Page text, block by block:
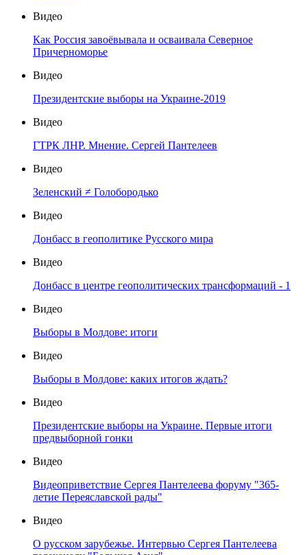
Видео
Как Россия завоёвывала и осваивала Северное
Причерноморье
Видео
Президентские выборы на Украине-2019
Видео
ГТРК ЛНР. Мнение. Сергей Пантелеев
Видео
Зеленский ≠ Голобородько
Видео
Донбасс в геополитике Русского мира
Видео
Донбасс в центре геополитических трансформаций - 1
Видео
Выборы в Молдове: итоги
Видео
Выборы в Молдове: каких итогов ждать?
Видео
Президентские выборы на Украине. Первые итоги
предвыборной гонки
Видео
Видеоприветствие Сергея Пантелеева форуму "365-
летие Переяславской рады"
Видео
О русском зарубежье. Интервью Сергея Пантелеева